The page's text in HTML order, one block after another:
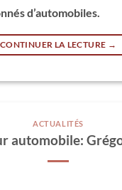
d’automobiles.
CONTINUER LA LECTURE →
ACTUALITÉS
automobile: